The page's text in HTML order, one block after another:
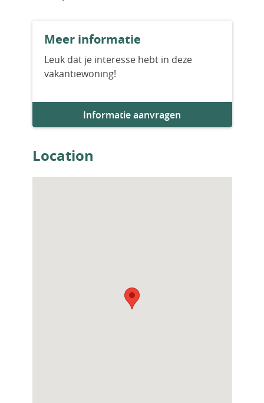
Woningfaciliteiten
Meer informatie
Leuk dat je interesse hebt in deze
vakantiewoning!
Informatie aanvragen
Location